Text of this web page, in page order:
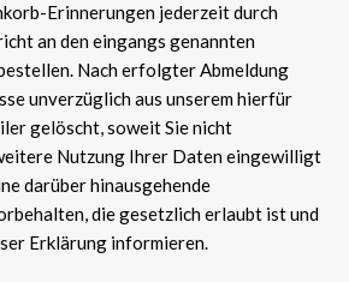
Erinnerungen jederzeit durch
an den eingangs genannten
Nach erfolgter Abmeldung
unverzüglich aus unserem hierfür
gelöscht, soweit Sie nicht
Nutzung Ihrer Daten eingewilligt
darüber hinausgehende
die gesetzlich erlaubt ist und
Erklärung informieren.